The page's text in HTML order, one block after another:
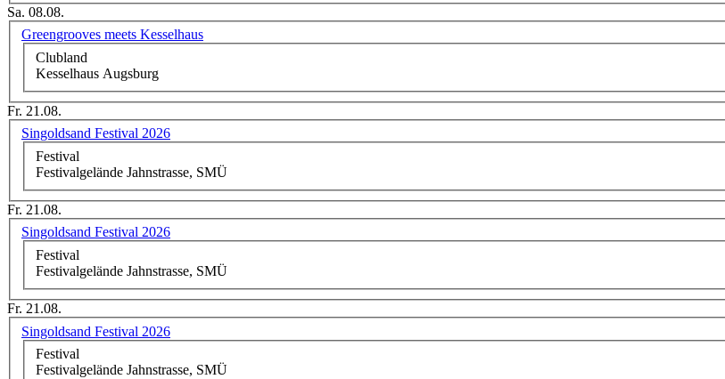
Sa. 08.08.
Greengrooves meets Kesselhaus
Clubland
Kesselhaus Augsburg
Fr. 21.08.
Singoldsand Festival 2026
Festival
Festivalgelände Jahnstrasse, SMÜ
Fr. 21.08.
Singoldsand Festival 2026
Festival
Festivalgelände Jahnstrasse, SMÜ
Fr. 21.08.
Singoldsand Festival 2026
Festival
Festivalgelände Jahnstrasse, SMÜ